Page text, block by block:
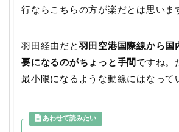
行ならこちらの方が楽だとは思いま
羽田経由だと 羽田空港国際線から国
要になるのがちょっと手間ですね。
最小限になるような動線にはなって